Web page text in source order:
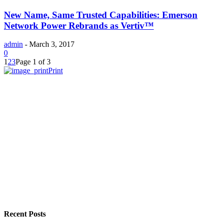
New Name, Same Trusted Capabilities: Emerson
Network Power Rebrands as Vertiv™
admin - March 3, 2017
0
1 23Page 1 of 3
Print
Recent Posts